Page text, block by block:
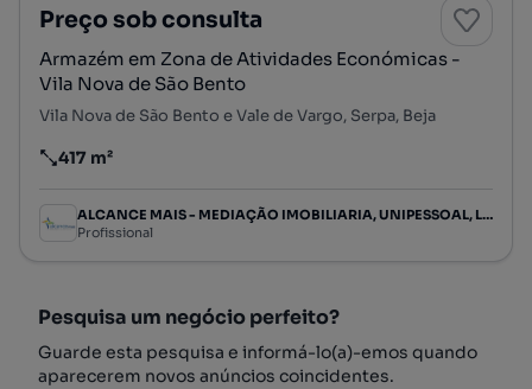
Preço sob consulta
Armazém em Zona de Atividades Económicas -
Vila Nova de São Bento
Vila Nova de São Bento e Vale de Vargo, Serpa, Beja
Preço por metro quadrado
417 m²
ALCANCE MAIS - MEDIAÇÃO IMOBILIARIA, UNIPESSOAL, LDA
Profissional
Pesquisa um negócio perfeito?
Guarde esta pesquisa e informá-lo(a)-emos quando
aparecerem novos anúncios coincidentes.